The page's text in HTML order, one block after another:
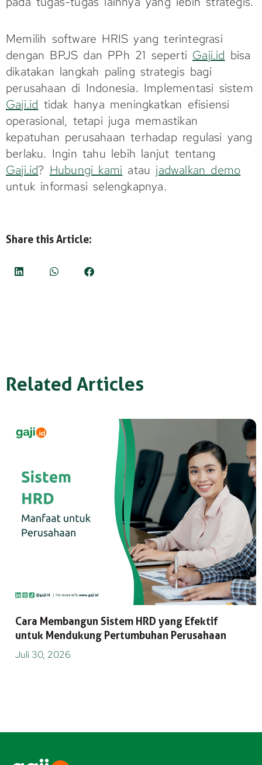
Memilih software HRIS yang terintegrasi
dengan BPJS dan PPh 21 seperti Gaji.id bisa
dikatakan langkah paling strategis bagi
perusahaan di Indonesia. Implementasi sistem
Gaji.id tidak hanya meningkatkan efisiensi
operasional, tetapi juga memastikan
kepatuhan perusahaan terhadap regulasi yang
berlaku. Ingin tahu lebih lanjut tentang
Gaji.id? Hubungi kami atau jadwalkan demo
untuk informasi selengkapnya.
Share this Article:
Related Articles
Cara Membangun Sistem HRD yang Efektif
untuk Mendukung Pertumbuhan Perusahaan
Juli 30, 2026